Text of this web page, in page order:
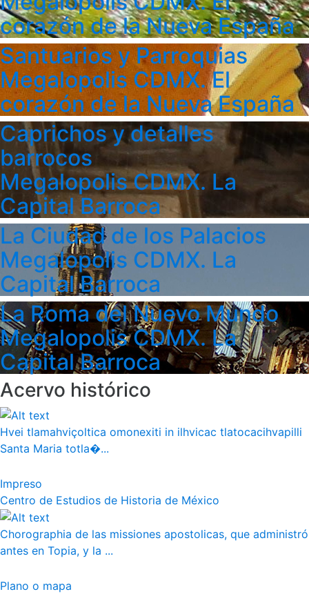
corazón de la Nueva España
Santuarios y Parroquias
Megalopolis CDMX. El
corazón de la Nueva España
Caprichos y detalles
barrocos
Megalopolis CDMX. La
Capital Barroca
La Ciudad de los Palacios
Megalopolis CDMX. La
Capital Barroca
La Roma del Nuevo Mundo
Megalopolis CDMX. La
Capital Barroca
Acervo histórico
Hvei tlamahviçoltica omonexiti in ilhvicac tlatocacihvapilli
Santa Maria totla�...
Impreso
Centro de Estudios de Historia de México
Chorographia de las missiones apostolicas, que administró
antes en Topia, y la ...
Plano o mapa